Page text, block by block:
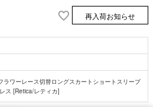
再入荷お知らせ
ラワーレース切替ロングスカートショートスリーブ
ス [Retica/レティカ]